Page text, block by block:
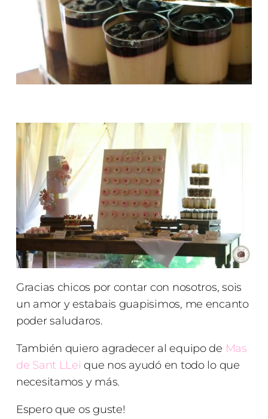
Gracias chicos por contar con nosotros, sois
un amor y estabais guapisimos, me encanto
poder saludaros.
También quiero agradecer al equipo de Mas
de Sant LLei que nos ayudó en todo lo que
necesitamos y más.
Espero que os guste!